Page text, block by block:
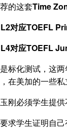
的这套Time
对应TOEFL
对应TOEFL
标化测试，这
在美加的一些
刚必须学生提
求学生证明自